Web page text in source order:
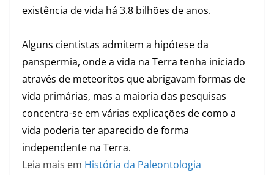
existência de vida há 3.8 bilhões de anos.
Alguns cientistas admitem a hipótese da
panspermia, onde a vida na Terra tenha iniciado
através de meteoritos que abrigavam formas de
vida primárias, mas a maioria das pesquisas
concentra-se em várias explicações de como a
vida poderia ter aparecido de forma
independente na Terra.
Leia mais em História da Paleontologia